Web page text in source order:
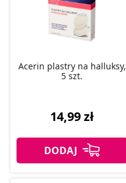
Acerin plastry na halluksy,
5 szt.
14,99 zł